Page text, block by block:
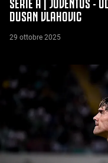
DUSAN VLAHOVIC
29 ottobre 2025